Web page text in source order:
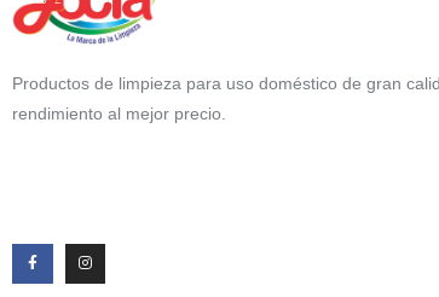
Productos de limpieza para uso doméstico de gran
rendimiento al mejor precio.